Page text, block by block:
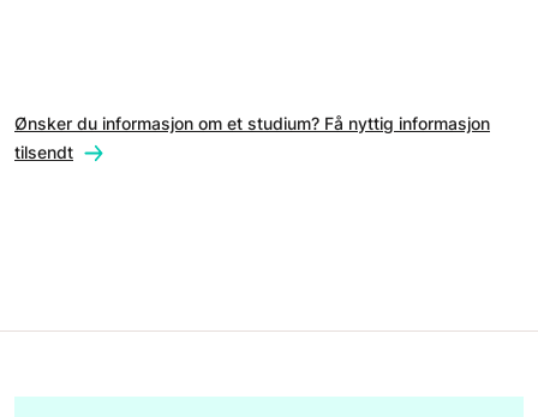
Ønsker du informasjon om et studium? Få nyttig informasjon
tilsendt